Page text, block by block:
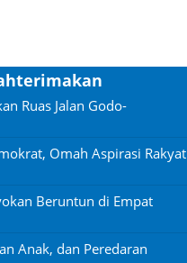
Ruas Jalan Godo-
Omah Aspirasi Rakyat
Beruntun di Empat
Anak, dan Peredaran